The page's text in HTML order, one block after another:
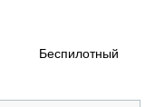
Беспилотный